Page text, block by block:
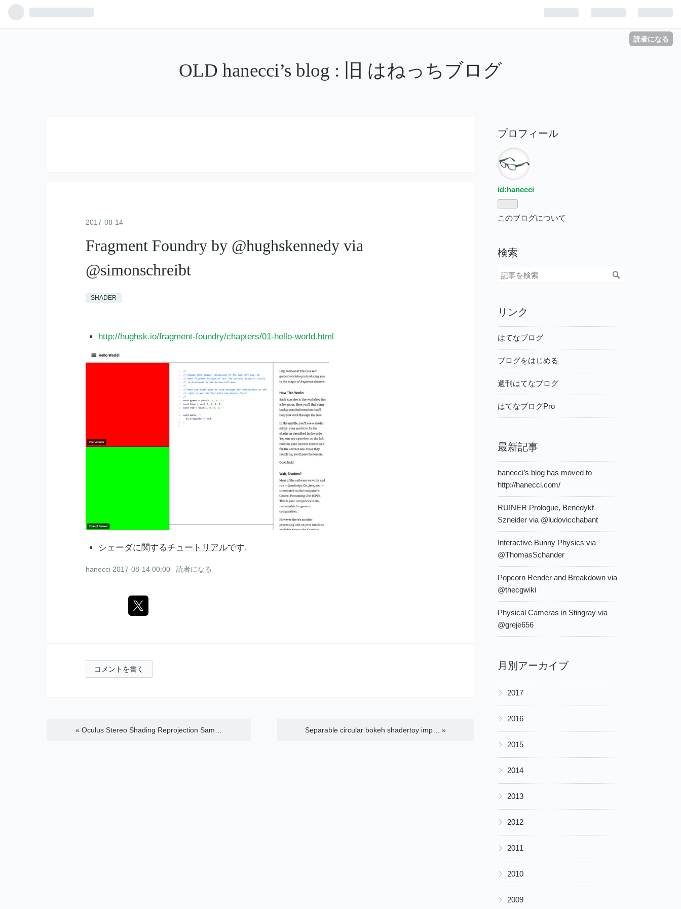
読者になる
OLD hanecci’s blog : 旧 はねっちブログ
2017-08-14
Fragment Foundry by @hughskennedy via
@simonschreibt
SHADER
http://hughsk.io/fragment-foundry/chapters/01-hello-world.html
シェーダに関するチュートリアルです.
hanecci 2017-08-14 00:00 読者になる
コメントを書く
« Oculus Stereo Shading Reprojection Sam… Separable circular bokeh shadertoy imp… »
プロフィール
id:hanecci
このブログについて
検索
リンク
はてなブログ
ブログをはじめる
週刊はてなブログ
はてなブログPro
最新記事
hanecci’s blog has moved to
http://hanecci.com/
RUINER Prologue, Benedykt
Szneider via @ludovicchabant
Interactive Bunny Physics via
@ThomasSchander
Popcorn Render and Breakdown via
@thecgwiki
Physical Cameras in Stingray via
@greje656
月別アーカイブ
▶ 2017
▶ 2016
▶ 2015
▶ 2014
▶ 2013
▶ 2012
▶ 2011
▶ 2010
▶ 2009